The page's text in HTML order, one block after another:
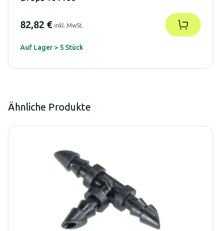
82,82 € inkl. MwSt.
Auf Lager > 5 Stück
Ähnliche Produkte